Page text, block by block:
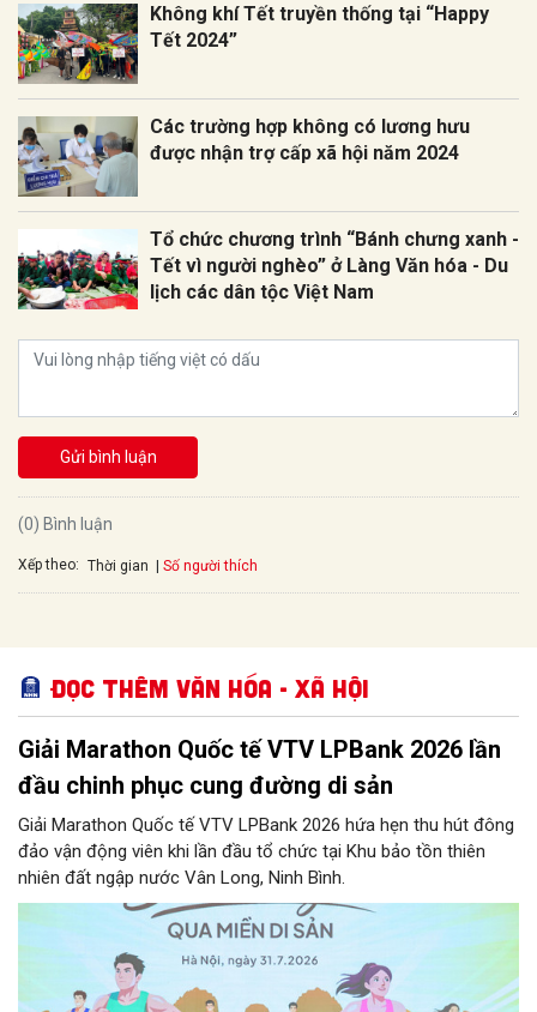
Không khí Tết truyền thống tại “Happy
Tết 2024”
Các trường hợp không có lương hưu
được nhận trợ cấp xã hội năm 2024
Tổ chức chương trình “Bánh chưng xanh -
Tết vì người nghèo” ở Làng Văn hóa - Du
lịch các dân tộc Việt Nam
Gửi bình luận
(0) Bình luận
Xếp theo: Thời gian Số người thích
Đọc thêm Văn hóa - Xã hội
Giải Marathon Quốc tế VTV LPBank 2026 lần
đầu chinh phục cung đường di sản
Giải Marathon Quốc tế VTV LPBank 2026 hứa hẹn thu hút đông
đảo vận động viên khi lần đầu tổ chức tại Khu bảo tồn thiên
nhiên đất ngập nước Vân Long, Ninh Bình.